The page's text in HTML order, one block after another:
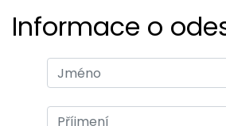
Informace o